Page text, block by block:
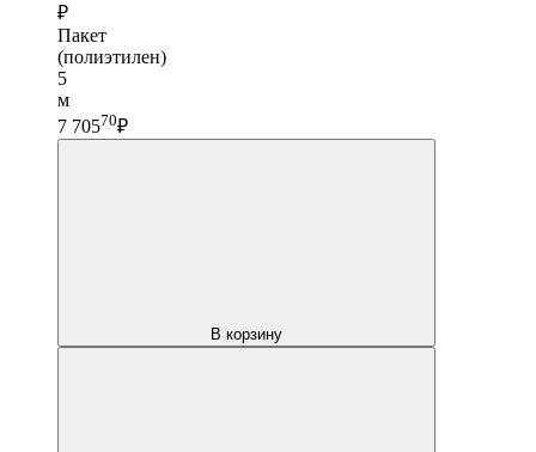
₽
Пакет
(полиэтилен)
5
м
7 70570₽
В корзину